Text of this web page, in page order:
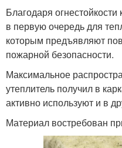
Благодаря
в первую очередь для
которым предъявляют
пожарной безопасности.
Максимальное
утеплитель получил в
активно используют и в
Материал востребован